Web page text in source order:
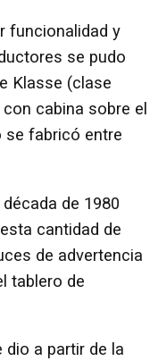
funcionalidad y
se pudo
Klasse (clase
cabina sobre el
se fabricó entre
de 1980
cantidad de
de advertencia
tablero de
a partir de la